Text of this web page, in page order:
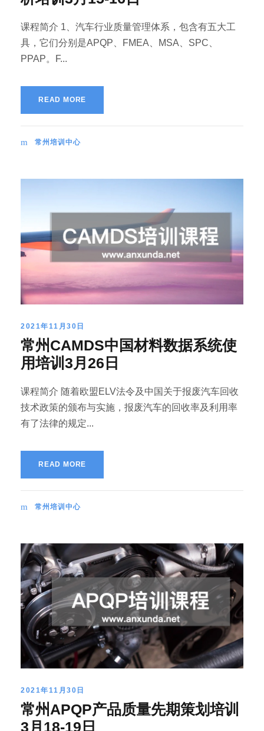
课程简介 1、汽车行业质量管理体系，包含有五大工
具，它们分别是APQP、FMEA、MSA、SPC、
PPAP。F...
READ MORE
常州培训中心
2021年11月30日
常州CAMDS中国材料数据系统使
用培训3月26日
课程简介 随着欧盟ELV法令及中国关于报废汽车回收
技术政策的颁布与实施，报废汽车的回收率及利用率
有了法律的规定...
READ MORE
常州培训中心
2021年11月30日
常州APQP产品质量先期策划培训
3月18-19日